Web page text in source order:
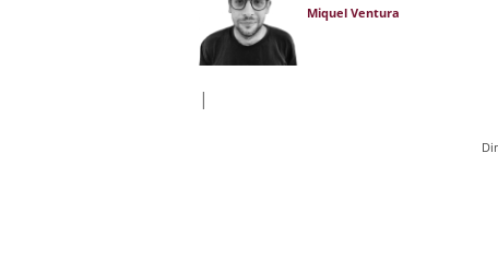
Miquel Ventura
|